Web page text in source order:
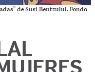
de Susi Bentzulul. Fondo